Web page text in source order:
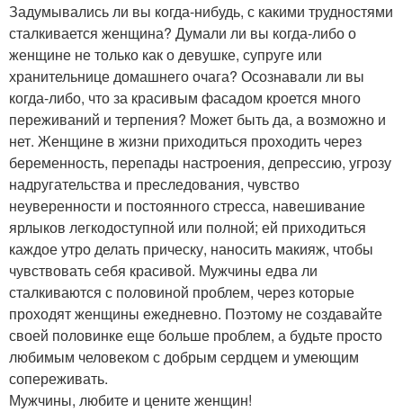
Задумывались ли вы когда-нибудь, с какими трудностями
сталкивается женщина? Думали ли вы когда-либо о
женщине не только как о девушке, супруге или
хранительнице домашнего очага? Осознавали ли вы
когда-либо, что за красивым фасадом кроется много
переживаний и терпения? Может быть да, а возможно и
нет. Женщине в жизни приходиться проходить через
беременность, перепады настроения, депрессию, угрозу
надругательства и преследования, чувство
неуверенности и постоянного стресса, навешивание
ярлыков легкодоступной или полной; ей приходиться
каждое утро делать прическу, наносить макияж, чтобы
чувствовать себя красивой. Мужчины едва ли
сталкиваются с половиной проблем, через которые
проходят женщины ежедневно. Поэтому не создавайте
своей половинке еще больше проблем, а будьте просто
любимым человеком с добрым сердцем и умеющим
сопереживать.
Мужчины, любите и цените женщин!